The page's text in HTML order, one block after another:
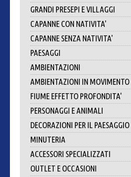
DOVE SIAMO
GRANDI PRESEPI E VILLAGGI
CAPANNE CON NATIVITA'
CAPANNE SENZA NATIVITA'
PAESAGGI
AMBIENTAZIONI
AMBIENTAZIONI IN MOVIMENTO
FIUME EFFETTO PROFONDITA'
PERSONAGGI E ANIMALI
DECORAZIONI PER IL PAESAGGIO
MINUTERIA
ACCESSORI SPECIALIZZATI
OUTLET E OCCASIONI